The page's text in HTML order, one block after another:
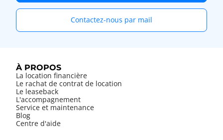
Contactez-nous par mail
À PROPOS
La location financière
Le rachat de contrat de location
Le leaseback
L'accompagnement
Service et maintenance
Blog
Centre d'aide